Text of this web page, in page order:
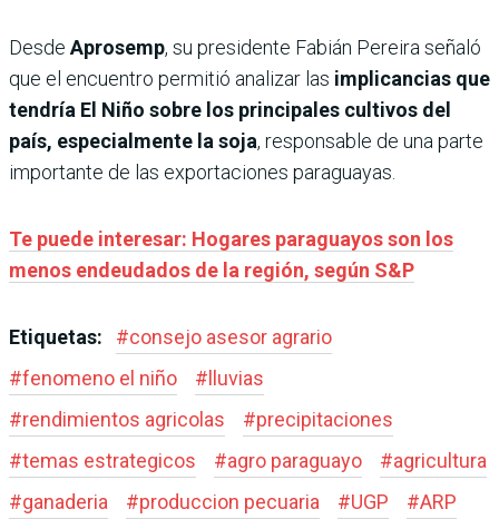
Desde Aprosemp, su presidente Fabián Pereira señaló
que el encuentro permitió analizar las implicancias que
tendría El Niño sobre los principales cultivos del
país, especialmente la soja, responsable de una parte
importante de las exportaciones paraguayas.
Te puede interesar: Hogares paraguayos son los
menos endeudados de la región, según S&P
Etiquetas: #consejo asesor agrario
#fenomeno el niño # lluvias
#rendimientos agricolas #precipitaciones
#temas estrategicos #agro paraguayo #agricultura
#ganaderia #produccion pecuaria #UGP #ARP